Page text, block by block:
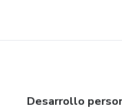
Desarrollo